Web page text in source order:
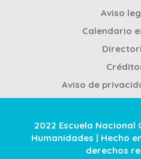
Aviso
Calendario
Aviso de
2022 Escuela Nacional
Humanidades | Hecho
derechos